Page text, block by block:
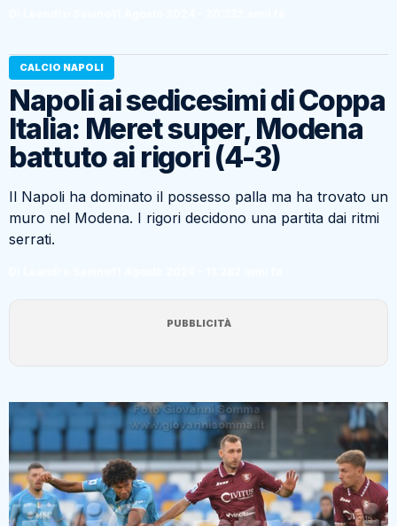
CALCIO NAPOLI
Napoli ai sedicesimi di Coppa
Italia: Meret super, Modena
battuto ai rigori (4-3)
Il Napoli ha dominato il possesso palla ma ha trovato un
muro nel Modena. I rigori decidono una partita dai ritmi
serrati.
PUBBLICITÀ